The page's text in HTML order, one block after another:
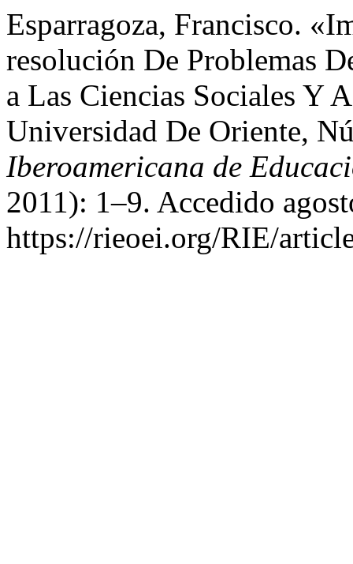
Esparragoza, Francisco.
resolución De Problemas
a Las Ciencias Sociales Y
Universidad De Oriente,
Iberoamericana de
2011): 1–9. Accedido
https://rieoei.org/RIE/